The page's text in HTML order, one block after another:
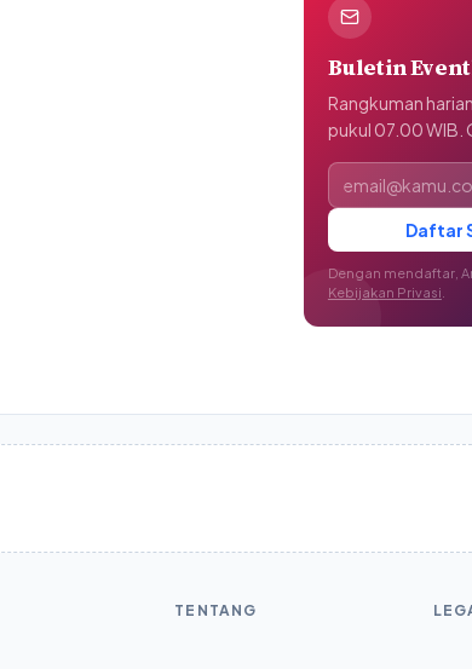
Buletin
Rangkuman
pukul 07.00 WIB.
Alamat email
Daftar
Dengan mendaftar,
Kebijakan Privasi
TENTANG